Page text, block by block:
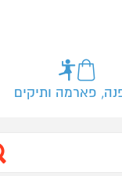
פארמה ותיקים